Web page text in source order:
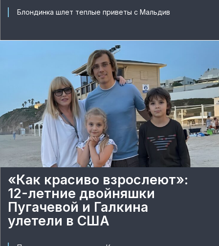
Блондинка шлет теплые приветы с Мальдив
«Как красиво взрослеют»:
12-летние двойняшки
Пугачевой и Галкина
улетели в США